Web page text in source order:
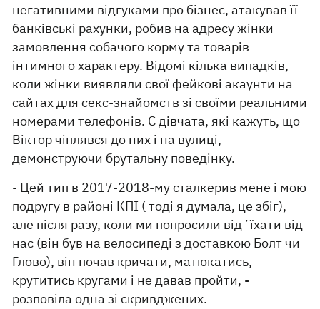
негативними відгуками про бізнес, атакував її
банківські рахунки, робив на адресу жінки
замовлення собачого корму та товарів
інтимного характеру. Відомі кілька випадків,
коли жінки виявляли свої фейкові акаунти на
сайтах для секс-знайомств зі своїми реальними
номерами телефонів. Є дівчата, які кажуть, що
Віктор чіплявся до них і на вулиці,
демонструючи брутальну поведінку.
- Цей тип в 2017-2018-му сталкерив мене і мою
подругу в районі КПІ ( тоді я думала, це збіг),
але після разу, коли ми попросили відʼїхати від
нас (він був на велосипеді з доставкою Болт чи
Глово), він почав кричати, матюкатись,
крутитись кругами і не давав пройти, -
розповіла одна зі скривджених.